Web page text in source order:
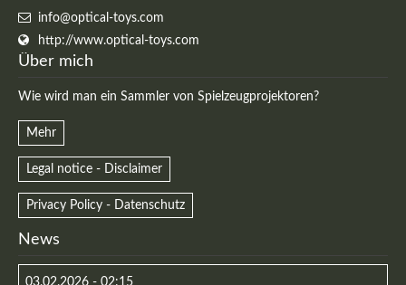
info@optical-toys.com
http://www.optical-toys.com
Über mich
Wie wird man ein Sammler von Spielzeugprojektoren?
Mehr
Legal notice - Disclaimer
Privacy Policy - Datenschutz
News
03.02.2026 - 02:15